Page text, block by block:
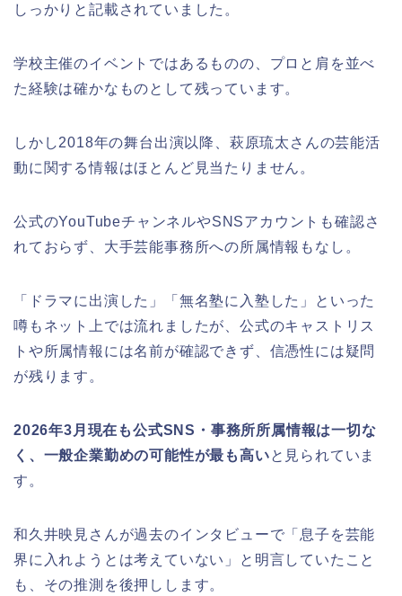
しっかりと記載されていました。
学校主催のイベントではあるものの、プロと肩を並べ
た経験は確かなものとして残っています。
しかし2018年の舞台出演以降、萩原琉太さんの芸能活
動に関する情報はほとんど見当たりません。
公式のYouTubeチャンネルやSNSアカウントも確認さ
れておらず、大手芸能事務所への所属情報もなし。
「ドラマに出演した」「無名塾に入塾した」といった
噂もネット上では流れましたが、公式のキャストリス
トや所属情報には名前が確認できず、信憑性には疑問
が残ります。
2026年3月現在も公式SNS・事務所所属情報は一切な
く、一般企業勤めの可能性が最も高いと見られていま
す。
和久井映見さんが過去のインタビューで「息子を芸能
界に入れようとは考えていない」と明言していたこと
も、その推測を後押しします。